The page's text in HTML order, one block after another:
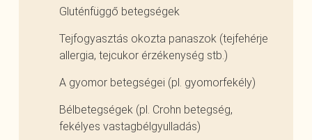
Gluténfüggő betegségek
Tejfogyasztás okozta panaszok (tejfehérje
allergia, tejcukor érzékenység stb.)
A gyomor betegségei (pl. gyomorfekély)
Bélbetegségek (pl. Crohn betegség,
fekélyes vastagbélgyulladás)